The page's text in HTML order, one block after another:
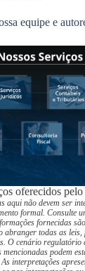
equipe e
oferecidos
aqui não devem ser
formal. Consulte
fornecidas
abranger todas as
O cenário regulatório
podem
interpretações